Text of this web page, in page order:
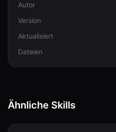
Autor
Version
Aktualisiert
Dateien
Ähnliche Skills